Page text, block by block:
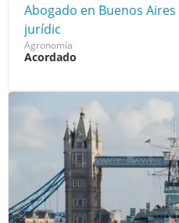
Abogado en Buenos
jurídic
Agronomía
Acordado